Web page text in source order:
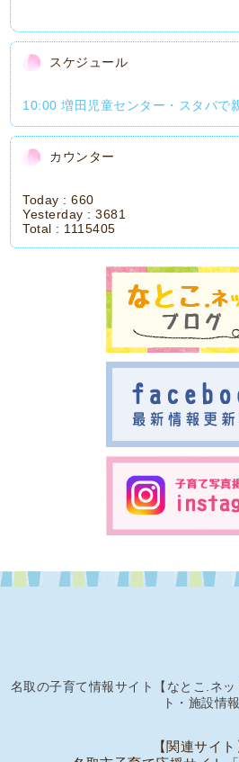
スケジュール
10:00 増田児童センター・スタバで
カウンター
Today :660
Yesterday :3681
Total : 1115405
名取の子育て情報サイト【なとこ.ネ
ト・施設情報
【関連サイト